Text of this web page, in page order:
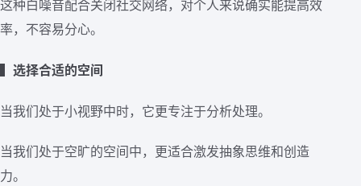
这种白噪音配合关闭社交网络，对个人来说确实能提高效
率，不容易分心。
▍选择合适的空间
当我们处于小视野中时，它更专注于分析处理。
当我们处于空旷的空间中，更适合激发抽象思维和创造
力。